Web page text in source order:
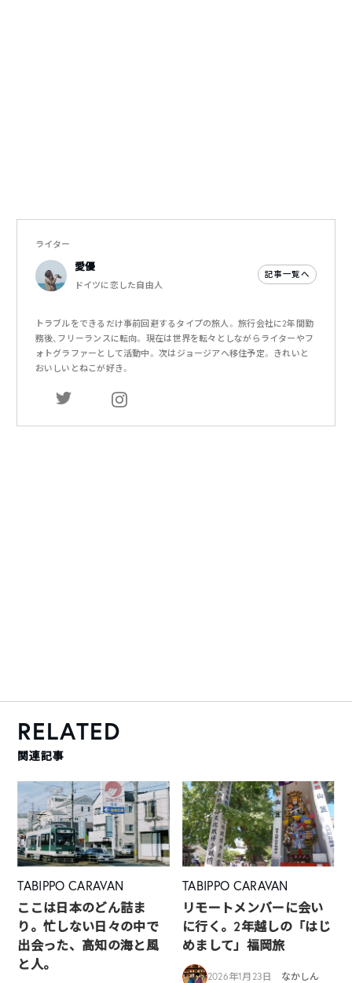
ライター
愛優
ドイツに恋した自由人
記事一覧へ
トラブルをできるだけ事前回避するタイプの旅人。 旅行会社に2年間勤
務後、フリーランスに転向。 現在は世界を転々としながらライターやフ
ォトグラファーとして活動中。 次はジョージアへ移住予定。 きれいと
おいしいとねこが好き。
RELATED
関連記事
TABIPPO CARAVAN
ここは日本のどん詰ま
り。忙しない日々の中で
出会った、高知の海と風
と人。
TABIPPO CARAVAN
リモートメンバーに会い
に行く。2年越しの「はじ
めまして」福岡旅
2026年1月23日 なかしん